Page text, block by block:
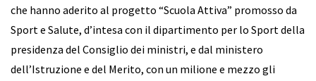
che hanno aderito al progetto “Scuola Attiva” promosso da
Sport e Salute, d’intesa con il dipartimento per lo Sport della
presidenza del Consiglio dei ministri, e dal ministero
dell’Istruzione e del Merito, con un milione e mezzo gli